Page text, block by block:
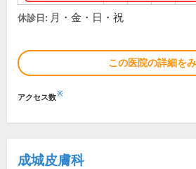
休診日: 月・金・日・祝
この医院の詳細を
アクセス数※
成城皮膚科